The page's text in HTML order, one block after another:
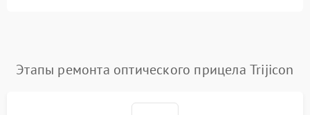
Этапы ремонта оптического прицела Trijicon